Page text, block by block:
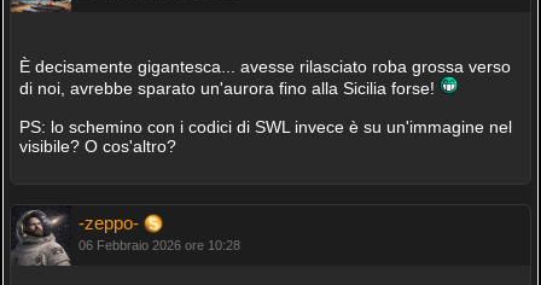
È decisamente gigantesca... avesse rilasciato roba grossa verso
di noi, avrebbe sparato un'aurora fino alla Sicilia forse!
PS: lo schemino con i codici di SWL invece è su un'immagine nel
visibile? O cos'altro?
-zeppo-
06 Febbraio 2026 ore 10:28